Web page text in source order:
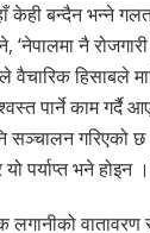
केही बन्दैन भन्ने
नै
वैचारिक हिसाबले
पार्ने काम गर्दै
सञ्चालन गरिएको
पर्याप्त भने होइन
वातावरण